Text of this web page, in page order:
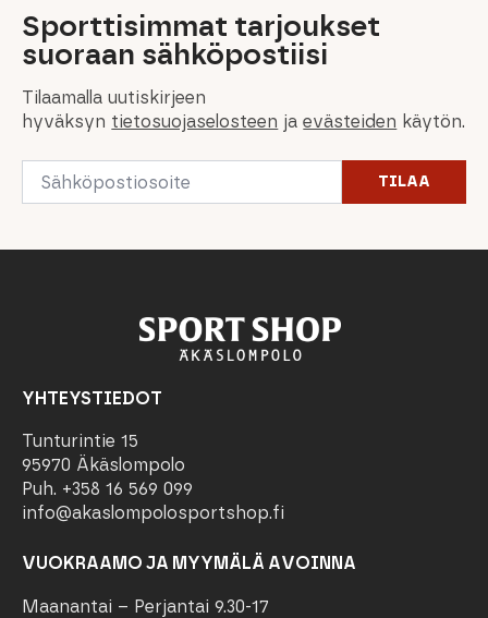
Sporttisimmat tarjoukset
suoraan sähköpostiisi
Tilaamalla uutiskirjeen
hyväksyn tietosuojaselosteen jaevästeiden käytön.
Email
TILAA
YHTEYSTIEDOT
Tunturintie 15
95970 Äkäslompolo
Puh. +358 16 569 099
info@akaslompolosportshop.fi
VUOKRAAMO JA MYYMÄLÄ AVOINNA
Maanantai – Perjantai 9.30-17